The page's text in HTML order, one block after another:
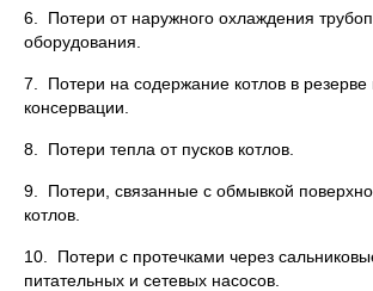
6. Потери от наружного охлаждения
оборудования.
7. Потери на содержание котлов в резерве
консервации.
8. Потери тепла от пусков котлов.
9. Потери, связанные с обмывкой
котлов.
10. Потери с протечками через
питательных и сетевых насосов.